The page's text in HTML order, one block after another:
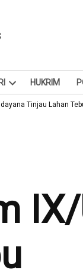
Open
dropdown
HUKRIM
Tinjau Lahan